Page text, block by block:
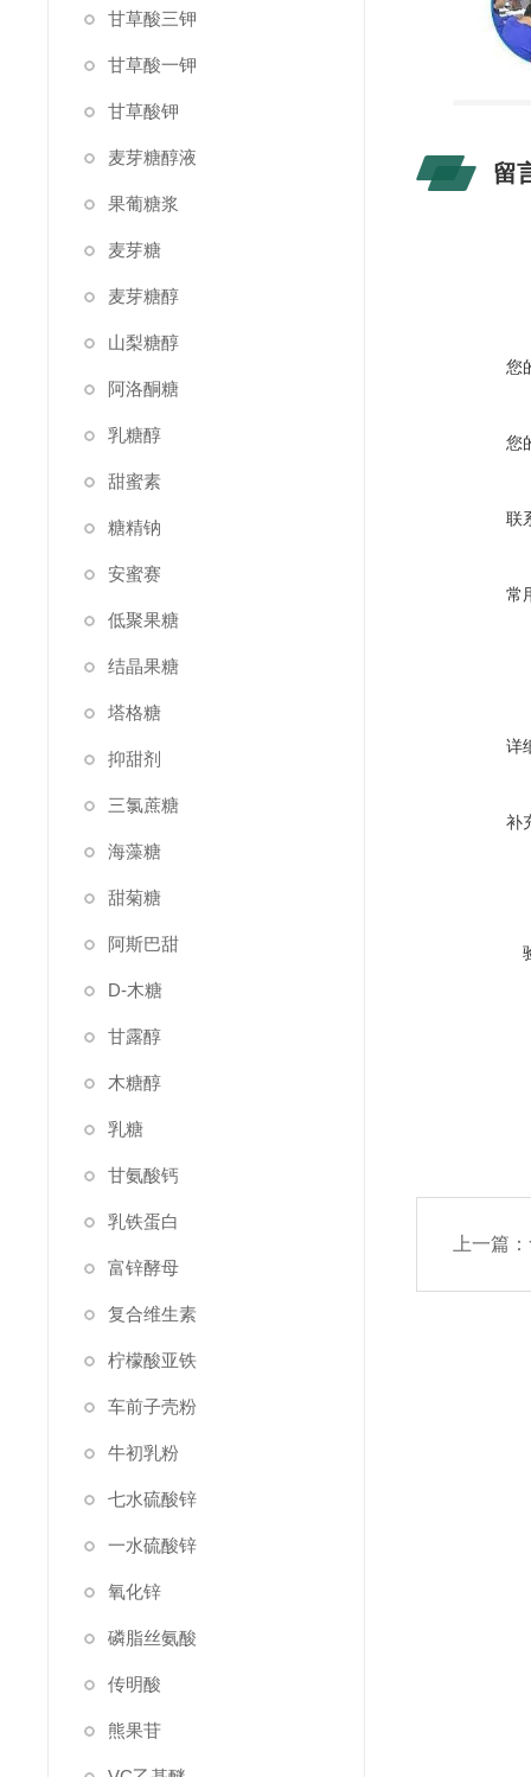
甘草酸三钾
甘草酸一钾
甘草酸钾
麦芽糖醇液
果葡糖浆
麦芽糖
麦芽糖醇
山梨糖醇
阿洛酮糖
乳糖醇
甜蜜素
糖精钠
安蜜赛
低聚果糖
结晶果糖
塔格糖
抑甜剂
三氯蔗糖
海藻糖
甜菊糖
阿斯巴甜
D-木糖
甘露醇
木糖醇
乳糖
甘氨酸钙
乳铁蛋白
富锌酵母
复合维生素
柠檬酸亚铁
车前子壳粉
牛初乳粉
七水硫酸锌
一水硫酸锌
氧化锌
磷脂丝氨酸
传明酸
熊果苷
留
您
您
联
常
详
补
上一篇：